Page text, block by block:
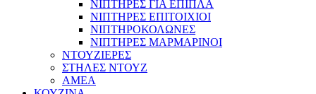
ΝΙΠΤΗΡΕΣ ΓΙΑ ΕΠΙΠΛΑ
ΝΙΠΤΗΡΕΣ ΕΠΙΤΟΙΧΙΟΙ
ΝΙΠΤΗΡΟΚΟΛΩΝΕΣ
ΝΙΠΤΗΡΕΣ ΜΑΡΜΑΡΙΝΟΙ
ΝΤΟΥΖΙΕΡΕΣ
ΣΤΗΛΕΣ ΝΤΟΥΖ
ΑΜΕΑ